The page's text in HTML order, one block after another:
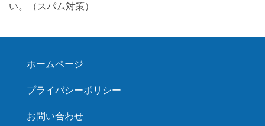
い。（スパム対策）
ホームページ
プライバシーポリシー
お問い合わせ